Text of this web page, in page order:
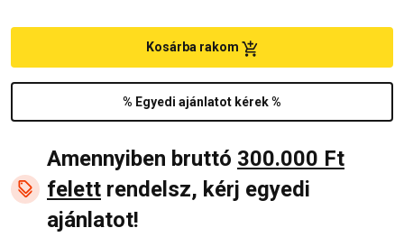
% Egyedi ajánlatot kérek %
Kosárba rakom
Amennyiben bruttó 300.000 Ft
felett rendelsz, kérj egyedi
ajánlatot!